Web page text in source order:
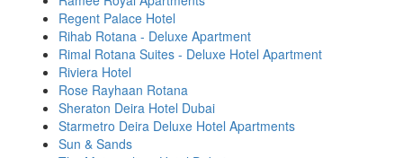
Regent Palace Hotel
Rihab Rotana - Deluxe Apartment
Rimal Rotana Suites - Deluxe Hotel Apartment
Riviera Hotel
Rose Rayhaan Rotana
Sheraton Deira Hotel Dubai
Starmetro Deira Deluxe Hotel Apartments
Sun & Sands